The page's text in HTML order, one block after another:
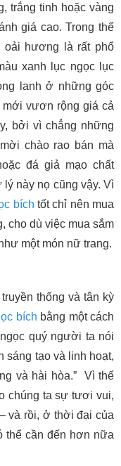
trắng tinh hoặc vàng
giá cao. Trong thế
oải hương là rất phổ
xanh lục ngọc lục
lanh ở những góc
mới vươn rộng giá cả
bởi vì chẳng những
chào rao bán mà
đá giả mạo chất
này nọ cũng vậy. Vì
bích tốt chỉ nên mua
cho dù việc mua sắm
một món nữ trang.
thống và tân kỳ
bích bằng một cách
quý người ta nói
sáng tạo và linh hoạt,
và hài hòa.” Vì thế
chúng ta sự tươi vui,
và rồi, ở thời đại của
thể cần đến hơn nữa